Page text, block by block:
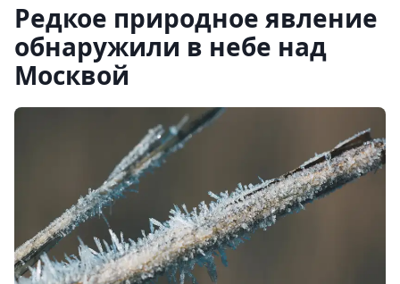
Редкое природное явление
обнаружили в небе над
Москвой